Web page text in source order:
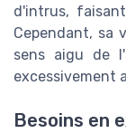
d'intrus,
Cependant, sa
sens aigu de
excessivement
Besoins en